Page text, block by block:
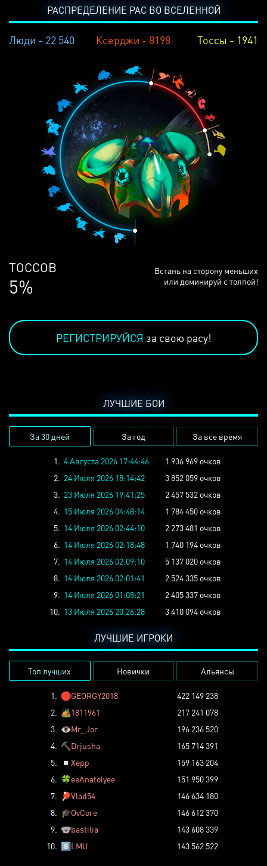
РАСПРЕДЕЛЕНИЕ РАС ВО ВСЕЛЕННОЙ
Люди - 22 540 Ксерджи - 8198 Тоссы - 1941
ЛЮДЕЙ
68%
Встань на сторону меньших
или доминируй с толпой!
РЕГИСТРИРУЙСЯ за свою расу!
ЛУЧШИЕ БОИ
За 30 дней За год За все время
1. 4 Августа 2026 17:44:46
1 936 969 очков
2. 24 Июля 2026 18:14:42
3 852 059 очков
3. 23 Июля 2026 19:41:25
2 457 532 очков
4. 15 Июля 2026 04:48:14
1 784 450 очков
5. 14 Июля 2026 02:44:10
2 273 481 очков
6. 14 Июля 2026 02:18:48
1 740 194 очков
7. 14 Июля 2026 02:09:10
5 137 020 очков
8. 14 Июля 2026 02:01:41
2 524 335 очков
9. 14 Июля 2026 01:08:21
2 405 337 очков
10. 13 Июля 2026 20:26:28 3 410 094 очков
ЛУЧШИЕ ИГРОКИ
Топ лучших Новички Альянсы
1. 🛑GEORGY2018
422 149 238
2. 🏕️1811961
217 241 078
3. 👁️Mr_Jor
196 236 520
4. ⛏️ Drjusha
165 714 391
5.
◽ Xepp
159 163 204
6. 🍀eeAnatolyee
151 950 399
7.
🏓Vlad54
146 634 180
8. 🎓OvCore
146 612 370
9. 🐨bastilia
143 608 339
10. 8️⃣LMU 143 562 522